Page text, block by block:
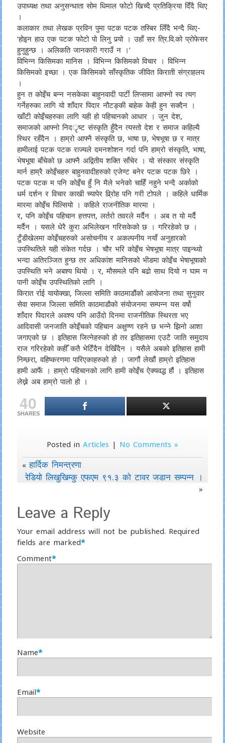
उपाध्यक्ष तथा अनुसन्धाता सोम धिमाल फोटो खिच्दै प्रतिक्रिया दिँदै थिए
।
कलाकार तथा लेखक प्रविन पुमा पटक पटक तस्बिर लिँदै भन्दै थिए-
‘होइन हाउ एक पटक फोटो पो लिनु पर्‍यो । उहाँ सर त्रि.वि.को प्रोफेसर
हुनुहुन्छ । अलिकति जानकारी गराउँ न ।’
विभिन्न किसिमका मानिस । विभिन्न किसिमको विचार । विभिन्न
किसिमको इच्छा । एक किसिमको साँस्कृतिक जीवित किराती संग्राहलय
।
हुन त कोइँच बन्न नसकेका बाहुनवादी पार्टी लिप्सामा आफ्नो स्व त्यग
गर्नेहरुका लागि यो शाँदार पिदार नौटङ्की बाहेक केही हुन सक्दैन ।
खाँटी कोइँचहरुका लागि यही हो पहिचानको आधार । जुन देश,
समाजको आफ्नो निदर्ृष्ट संस्कृति हुँदैन त्यस्तो देश र समाज कहिल्यै
स्थिर रहँदैन । हाम्रो आफ्नै संस्कृति छ, भाषा छ, भेषभूषा छ र मात्र
हामीलाई पटक पटक राज्यले दमनशोशन गर्दा पनि हाम्रो संस्कृति, भाषा,
भेषभूषा बाँचेको छ आफ्नै अद्वितीय शक्ति साँचेर । यो संस्कार संस्कृति
मार्न हाम्रै कोइँचहरु बाहुनवादीहरुको एजेण्ट बनेर पटक पटक छिरे ।
पटक पटक म पनि कोइँच हुँ नि मैले भनेको चाहिँ नहुने भन्दै अर्काको
धर्म दर्शन र विचार काखी च्यापेर व्रि्रोह पनि गरी टोपले । कहिले धार्मिक
मारमा कोइँच पिल्सियो । कहिले राजनीतिक मारमा ।
र, पनि कोइँच पहिचान हत्तपत्त, लर्तरो तवरले मर्दैन । अब त यो मर्दै
मर्दैन । यसले धेरै कुरा अभिलेखन गरिसकेको छ । गरिरहेको छ ।
टुँडीखेलमा कोइँचहरुको असोचनीय र अकल्पनीय नयाँ अनुहारको
उपस्थितिले यही संकेत गर्दछ । चौर भरि कोइँच भेषभूषा मात्र पाइन्थ्यो
भन्दा अतिरञ्जित हुन्छ तर अधिकांश मानिसको भीडमा कोइँच भेषाभूषाको
उपस्थिति भने अबश्य थियो । र, मौसमले पनि बढो साथ दियो न घाम न
पानी कोइँच उपस्थितिको लागि ।
किरात र्राई यायोक्खा, जिल्ला समिति काठमाडौंको आयोजना तथा सुनुवार
सेवा समाज जिल्ला समिति काठमाडौको संयोजनमा सम्पन्न यस वर्षो
शाँदार पिदारले अवश्य पनि आउँदो दिनमा राजनीतिक स्थिरता भए
आदिवासी जनजाति कोइँचको पहिचान अक्षुण्ण रहने छ भन्ने झिनो आशा
जगाएको छ । इतिहास जित्नेहरुको हो तर इतिहासमा एउटै जाति समुदाय
राज गरिरहेको कहीँ कतै भेटिँदैन देखिँदैन । यसैले अबको इतिहास हामी
निम्छरा, वहिष्करणमा पारिएकाहरुको हो । जागौं लेखौं हाम्रो इतिहास
हामी आफैं । हाम्रो पहिचानको लागि हामी कोइँच ऐक्यवद्ध हौं । इतिहास
लेख्ने अब हाम्रो पालो हो ।
40
SHARES
Posted in Articles | No Comments »
«हार्दिक निमन्त्रणा
रेडियो लिखुखिम्कु एफएम ९१.३ को टावर जडान सम्पन्न ।
»
Leave a Reply
Your email address will not be published. Required
fields are marked*
Comment*
Name*
Email*
Website